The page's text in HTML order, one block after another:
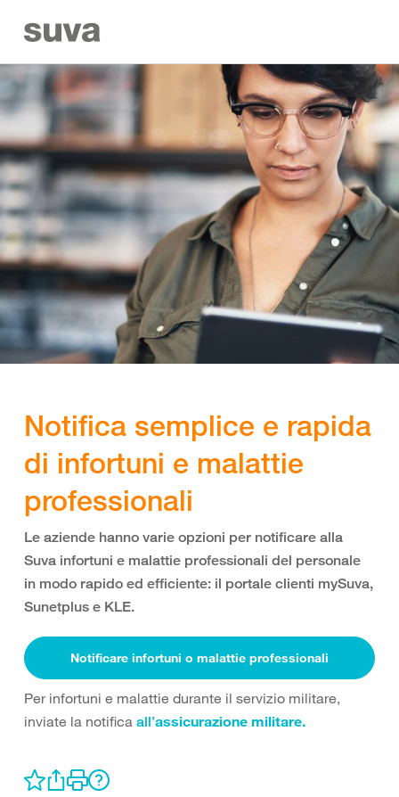
Notifica semplice e rapida
di infortuni e malattie
professionali
Le aziende hanno varie opzioni per notificare alla
Suva infortuni e malattie professionali del personale
in modo rapido ed efficiente: il portale clienti mySuva,
Sunetplus e KLE.
Notificare infortuni o malattie professionali
Per infortuni e malattie durante il servizio militare,
inviate la notifica all’assicurazione militare.